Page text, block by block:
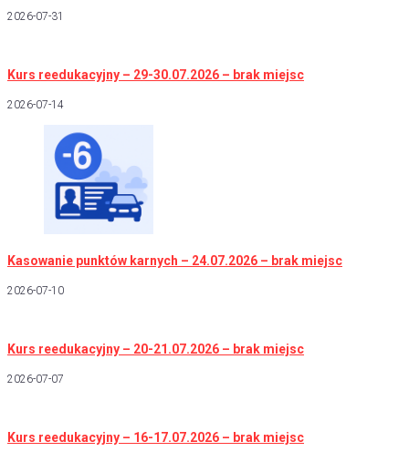
2026-07-31
Kurs reedukacyjny – 29-30.07.2026 – brak miejsc
2026-07-14
Kasowanie punktów karnych – 24.07.2026 – brak miejsc
2026-07-10
Kurs reedukacyjny – 20-21.07.2026 – brak miejsc
2026-07-07
Kurs reedukacyjny – 16-17.07.2026 – brak miejsc